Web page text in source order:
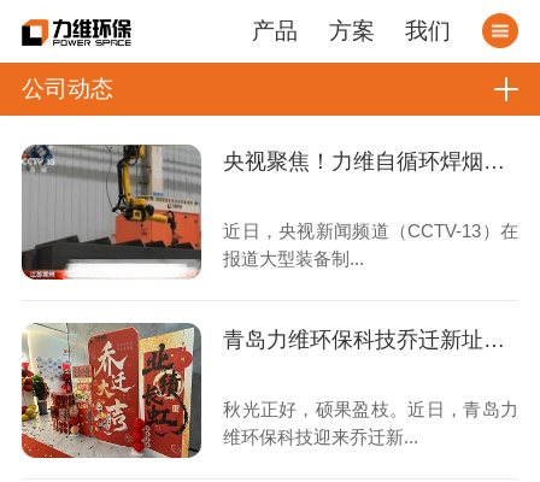
产品 方案 我们
公司动态
央视聚焦！力维自循环焊烟净化器助力变压器巨头打造绿色智造新标杆
近日，央视新闻频道（CCTV-13）在
报道大型装备制...
青岛力维环保科技乔迁新址：启航绿色发展新征程
秋光正好，硕果盈枝。近日，青岛力
维环保科技迎来乔迁新...